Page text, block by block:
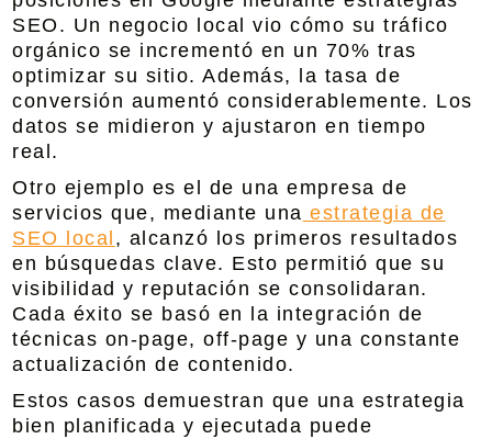
SEO. Un negocio local vio cómo su tráfico
orgánico se incrementó en un 70% tras
optimizar su sitio. Además, la tasa de
conversión aumentó considerablemente. Los
datos se midieron y ajustaron en tiempo
real.
Otro ejemplo es el de una empresa de
servicios que, mediante una estrategia de
SEO local , alcanzó los primeros resultados
en búsquedas clave. Esto permitió que su
visibilidad y reputación se consolidaran.
Cada éxito se basó en la integración de
técnicas on-page, off-page y una constante
actualización de contenido.
Estos casos demuestran que una estrategia
bien planificada y ejecutada puede